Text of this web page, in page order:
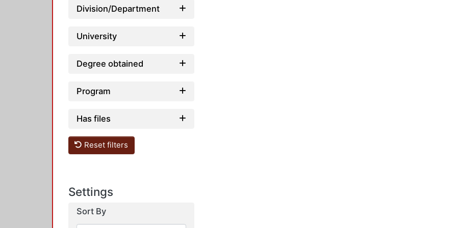
Division/Department
University
Degree obtained
Program
Has files
Reset filters
Settings
Sort By